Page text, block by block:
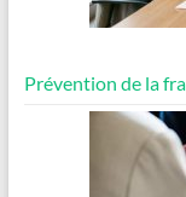
Prévention de la